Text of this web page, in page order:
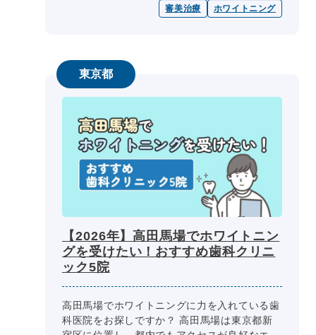
そんな二子玉川周辺には、ホワイ...
審美治療 ホワイトニング
東京都
【2026年】高田馬場でホワイトニン
グを受けたい！おすすめ歯科クリニ
ック5院
高田馬場でホワイトニングに力を入れている歯
科医院をお探しですか？ 高田馬場は東京都新